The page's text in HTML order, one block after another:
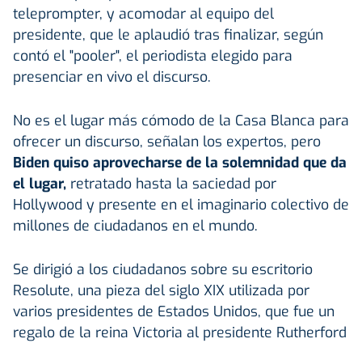
teleprompter, y acomodar al equipo del
presidente, que le aplaudió tras finalizar, según
contó el "pooler", el periodista elegido para
presenciar en vivo el discurso.
No es el lugar más cómodo de la Casa Blanca para
ofrecer un discurso, señalan los expertos, pero
Biden quiso aprovecharse de la solemnidad que da
el lugar, retratado hasta la saciedad por
Hollywood y presente en el imaginario colectivo de
millones de ciudadanos en el mundo.
Se dirigió a los ciudadanos sobre su escritorio
Resolute, una pieza del siglo XIX utilizada por
varios presidentes de Estados Unidos, que fue un
regalo de la reina Victoria al presidente Rutherford